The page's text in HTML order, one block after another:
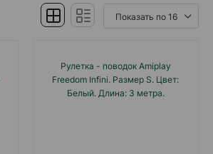
Рулетка - поводок Amiplay
Freedom Infini. Размер S. Цвет:
Белый. Длина: 3 метра.